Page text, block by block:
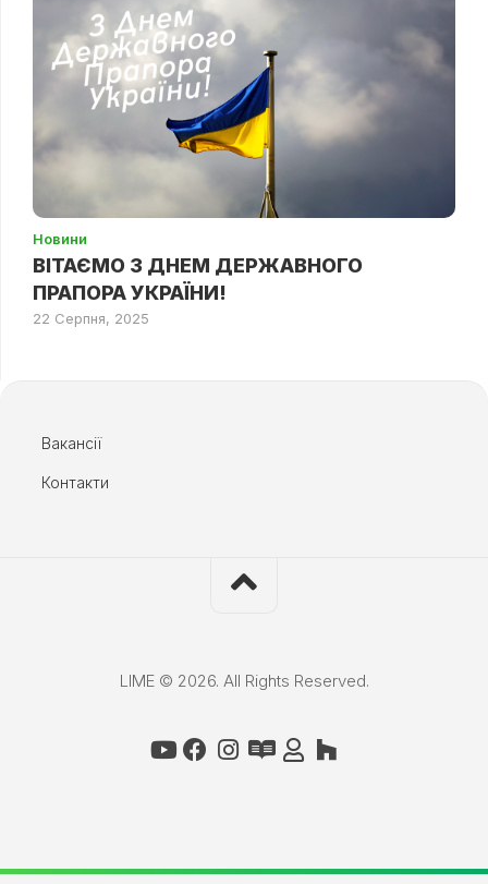
Новини
ВІТАЄМО З ДНЕМ ДЕРЖАВНОГО
ПРАПОРА УКРАЇНИ!
22 Серпня, 2025
Вакансії
Контакти
LIME © 2026. All Rights Reserved.